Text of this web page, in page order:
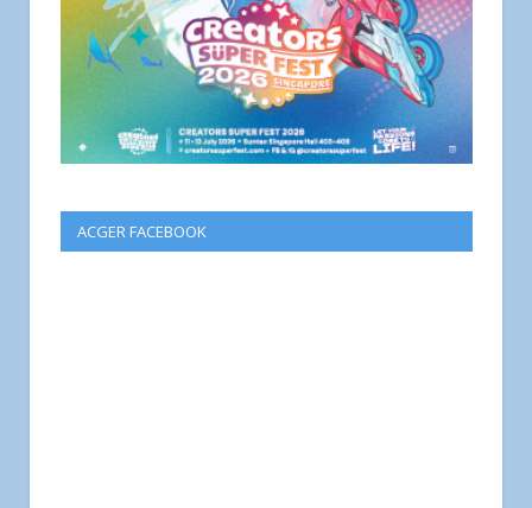
ACGER FACEBOOK